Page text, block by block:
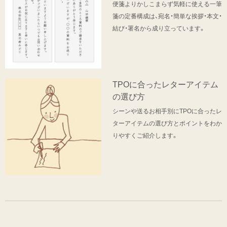
便箋よりかしこまらず気軽に使える一筆
箋の定番構成は、宛名・簡単な挨拶・本文・
結び・署名から成り立っています。
TPOに合ったレターアイテム
の選び方
シーンや送るお相手別にTPOに合ったレ
ターアイテムの選び方とポイントをわか
りやすくご紹介します。